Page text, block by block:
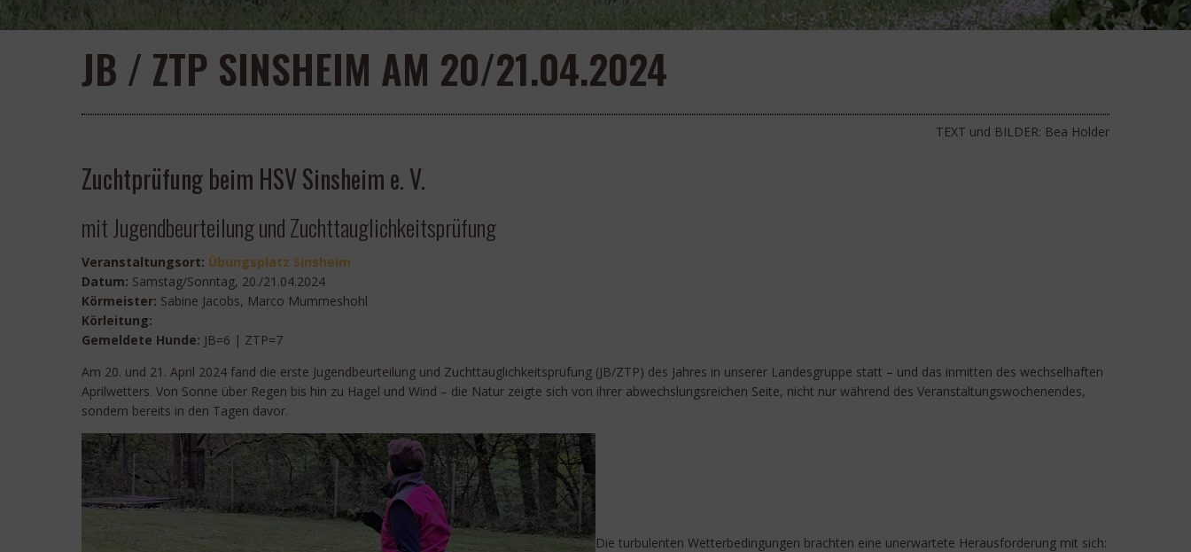
JB / ZTP SINSHEIM AM 20/21.04.2024
TEXT und BILDER: Bea Holder
Zuchtprüfung beim HSV Sinsheim e. V.
mit Jugendbeurteilung und Zuchttauglichkeitsprüfung
Veranstaltungsort: Übungsplatz Sinsheim
Datum: Samstag/Sonntag, 20./21.04.2024
Körmeister: Sabine Jacobs, Marco Mummeshohl
Körleitung:
Gemeldete Hunde: JB=6 | ZTP=7
Am 20. und 21. April 2024 fand die erste Jugendbeurteilung und Zuchttauglichkeitsprüfung (JB/ZTP) des Jahres in unserer Landesgruppe statt – und das inmitten des wechselhaften
Aprilwetters. Von Sonne über Regen bis hin zu Hagel und Wind – die Natur zeigte sich von ihrer abwechslungsreichen Seite, nicht nur während des Veranstaltungswochenendes,
sondern bereits in den Tagen davor.
Die turbulenten Wetterbedingungen brachten eine unerwartete Herausforderung mit sich: